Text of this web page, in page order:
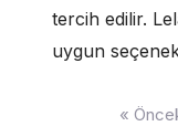
tercih edilir.
uygun
«